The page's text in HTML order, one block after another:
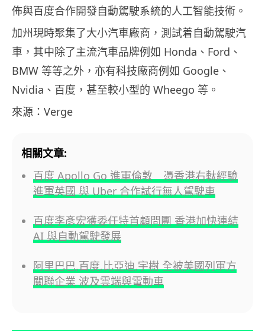
佈與百度合作開發自動駕駛系統的人工智能技術。
加州現時聚集了大小汽車廠商，測試着自動駕駛汽
車，其中除了主流汽車品牌例如 Honda、Ford、
BMW 等等之外，亦有科技廠商例如 Google、
Nvidia、百度，甚至較小型的 Wheego 等。
來源：Verge
相關文章:
百度 Apollo Go 進軍倫敦 憑香港右軚經驗
進軍英國 與 Uber 合作試行無人駕駛車
百度李彥宏獲委任特首顧問團 香港加快連結
AI 與自動駕駛發展
阿里巴巴,百度,比亞迪,宇樹 全被美國列軍方
關聯企業 波及雲端與電動車